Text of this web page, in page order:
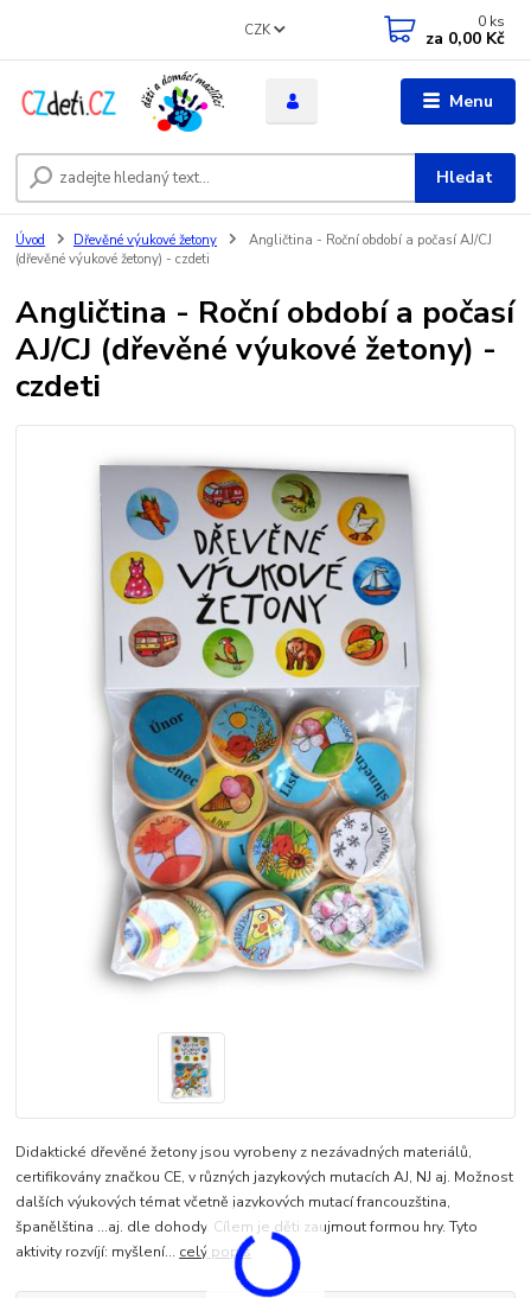
Menu
CZK
Hledat
0 ks
za 0,00 Kč
Úvod Dřevěné výukové žetony
Angličtina - Roční období a počasí AJ/CJ
(dřevěné výukové žetony) - czdeti
Angličtina - Roční období a počasí
AJ/CJ (dřevěné výukové žetony) -
czdeti
Didaktické dřevěné žetony jsou vyrobeny z nezávadných materiálů,
certifikovány značkou CE, v různých jazykových mutacích AJ, NJ aj. Možnost
dalších výukových témat včetně jazykových mutací francouzština,
španělština ...aj. dle dohody. Cílem je děti zaujmout formou hry. Tyto
aktivity rozvíjí: myšlení... celý popis